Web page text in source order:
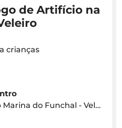
de Artifício na
crianças
do Funchal - Veleiro Sea la Vie